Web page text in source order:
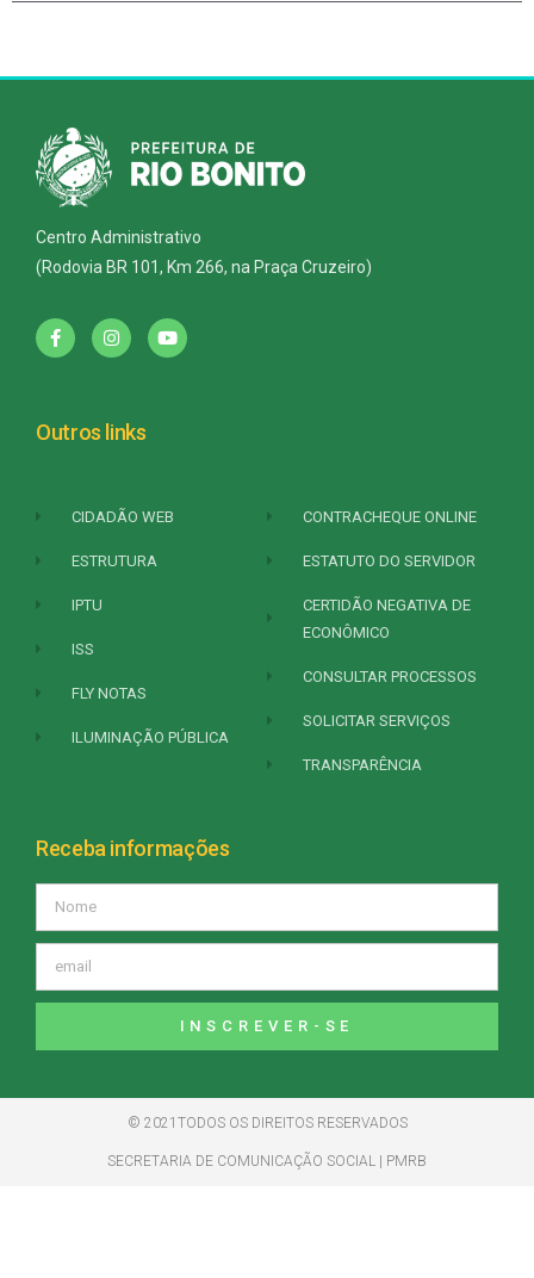
Centro Administrativo
(Rodovia BR 101, Km 266, na Praça Cruzeiro)
Outros links
CIDADÃO WEB
ESTRUTURA
IPTU
ISS
FLY NOTAS
ILUMINAÇÃO PÚBLICA
CONTRACHEQUE ONLINE
ESTATUTO DO SERVIDOR
CERTIDÃO NEGATIVA DE
ECONÔMICO
CONSULTAR PROCESSOS
SOLICITAR SERVIÇOS
TRANSPARÊNCIA
Receba informações
INSCREVER-SE
© 2021TODOS OS DIREITOS RESERVADOS
SECRETARIA DE COMUNICAÇÃO SOCIAL | PMRB